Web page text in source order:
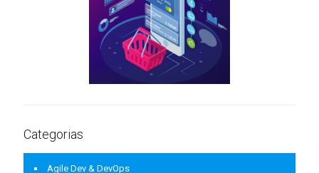
Categorias
Agile Dev & DevOps